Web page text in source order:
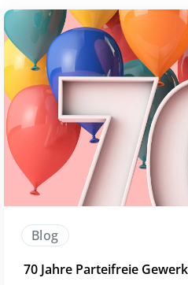
Blog
70 Jahre Parteifreie